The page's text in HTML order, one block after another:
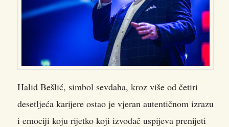
Halid Bešlić, simbol sevdaha, kroz više od četiri
desetljeća karijere ostao je vjeran autentičnom izrazu
i emociji koju rijetko koji izvođač uspijeva prenijeti